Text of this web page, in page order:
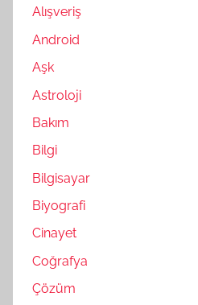
Alışveriş
Android
Aşk
Astroloji
Bakım
Bilgi
Bilgisayar
Biyografi
Cinayet
Coğrafya
Çözüm